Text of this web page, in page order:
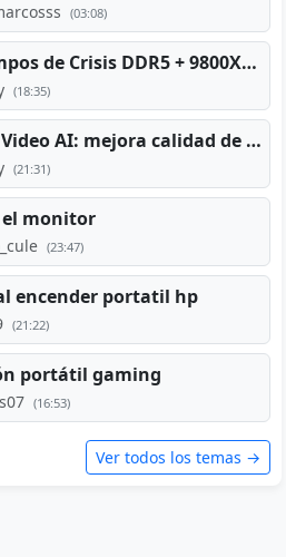
(03:08)
PC TOP en tiempos de Crisis DDR5 + 9800X3D + RTX 5080 [2026][2400€]
(18:35)
PC para Topaz Video AI: mejora calidad de vídeos viejos
(21:31)
el monitor
(23:47)
encender portatil hp
(21:22)
portátil gaming
(16:53)
Ver todos los temas →